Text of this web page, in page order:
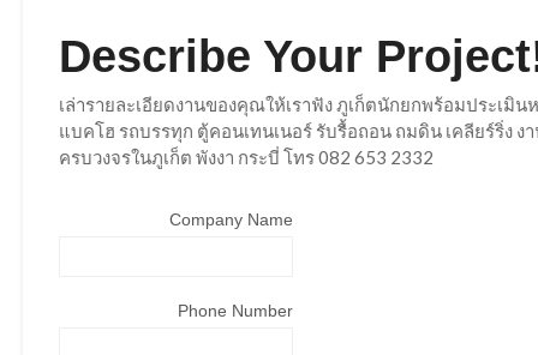
Describe Your
เล่ารายละเอียดงานของคุณให้เราฟัง ภูเก็ตนักยกพร้อมประเมิน
แบคโฮ รถบรรทุก ตู้คอนเทนเนอร์ รับรื้อถอน ถมดิน เคลียร์ริ่ง
ครบวงจรในภูเก็ต พังงา กระบี่ โทร 082 653 2332
Company Name
Phone Number